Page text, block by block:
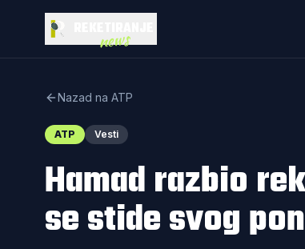
news
Nazad na ATP
ATP Vesti
Hamad razbio
se stide svog